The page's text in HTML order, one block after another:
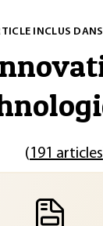
INCLUS DANS
(191 articles